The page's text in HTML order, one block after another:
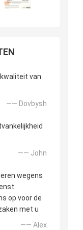
van
—— Dovbysh
—— John
wegens
op voor de
met u
—— Alex